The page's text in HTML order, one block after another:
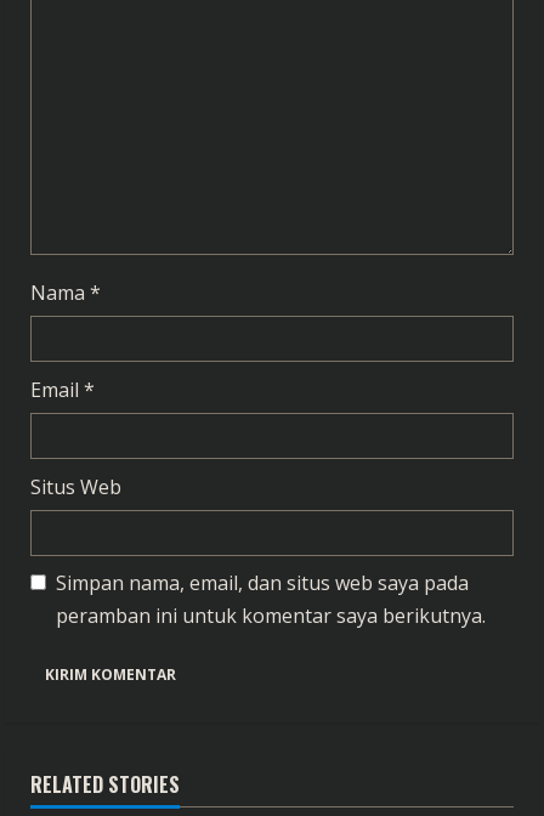
n
g
Nama *
Email *
Situs Web
Simpan nama, email, dan situs web saya pada
peramban ini untuk komentar saya berikutnya.
RELATED STORIES